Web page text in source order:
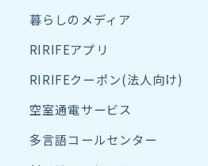
暮らしのメディア
RIRIFEアプリ
RIRIFEクーポン(法人向け)
空室通電サービス
多言語コールセンター